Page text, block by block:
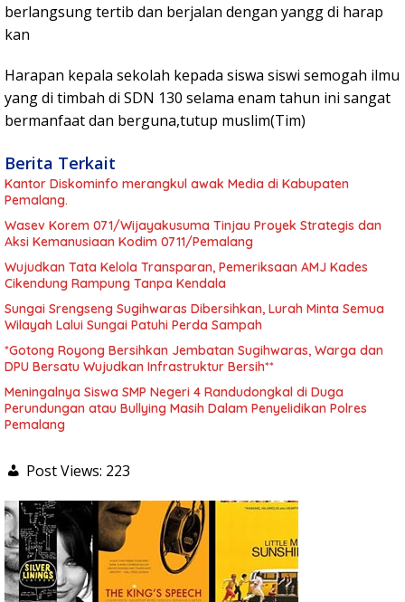
berlangsung tertib dan berjalan dengan yangg di harap
kan
Harapan kepala sekolah kepada siswa siswi semogah ilmu
yang di timbah di SDN 130 selama enam tahun ini sangat
bermanfaat dan berguna,tutup muslim(Tim)
Berita Terkait
Kantor Diskominfo merangkul awak Media di Kabupaten
Pemalang.
Wasev Korem 071/Wijayakusuma Tinjau Proyek Strategis dan
Aksi Kemanusiaan Kodim 0711/Pemalang
Wujudkan Tata Kelola Transparan, Pemeriksaan AMJ Kades
Cikendung Rampung Tanpa Kendala
Sungai Srengseng Sugihwaras Dibersihkan, Lurah Minta Semua
Wilayah Lalui Sungai Patuhi Perda Sampah
*Gotong Royong Bersihkan Jembatan Sugihwaras, Warga dan
DPU Bersatu Wujudkan Infrastruktur Bersih**
Meningalnya Siswa SMP Negeri 4 Randudongkal di Duga
Perundungan atau Bullying Masih Dalam Penyelidikan Polres
Pemalang
Post Views: 223